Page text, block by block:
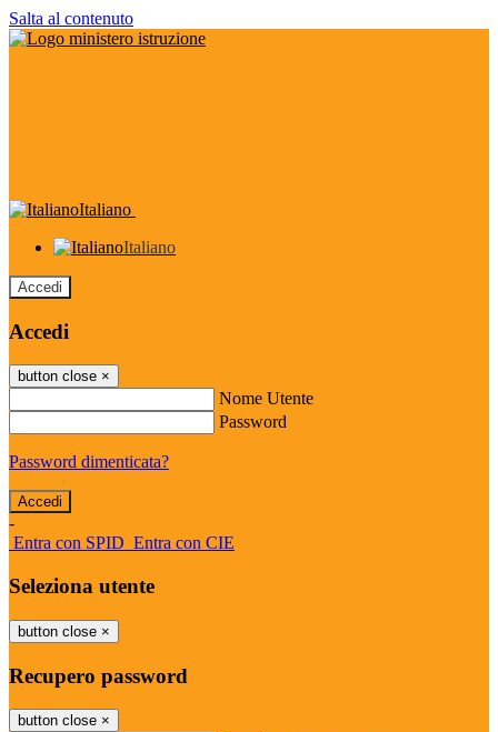
Salta al contenuto
Italiano
Italiano
Accedi
Accedi
button close ×
Nome Utente
Password
Password dimenticata?
-
Entra con SPID Entra con CIE
Seleziona utente
button close ×
Recupero password
button close ×